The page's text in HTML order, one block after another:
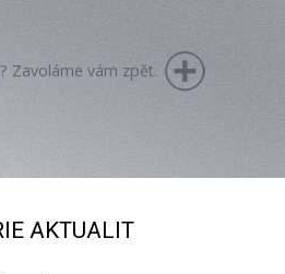
Zavoláme vám zpět.
AKTUALIT